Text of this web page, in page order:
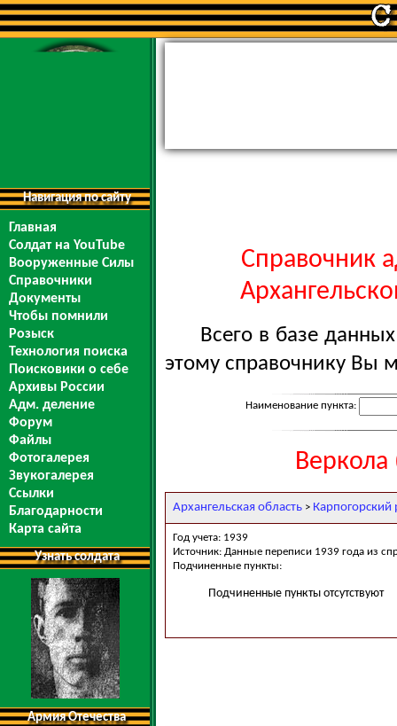
Навигация по сайту
Главная
Солдат на YouTube
Вооруженные Силы
Справочники
Документы
Чтобы помнили
Розыск
Технология поиска
Поисковики о себе
Архивы России
Адм. деление
Форум
Файлы
Фотогалерея
Звукогалерея
Ссылки
Благодарности
Карта сайта
Узнать солдата
Армия Отечества
Справочник
Всего в базе
этому справочнику Вы
Наименование пункта:
Архангельская область > Карпогорский
Год учета: 1939
Источник: Данные переписи 1939 года из
Подчиненные пункты:
Подчиненные пункты отсутствуют